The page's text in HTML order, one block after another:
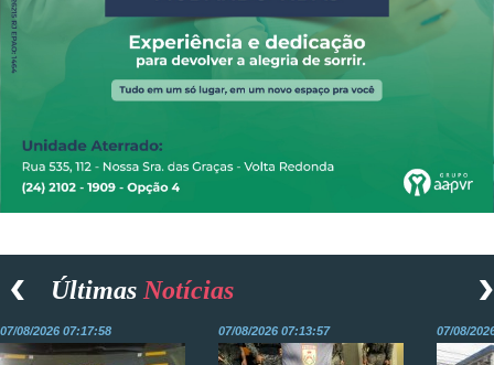
Últimas Notícias
07/08/2026 07:17:58 07/08/2026 07:13:57 07/08/